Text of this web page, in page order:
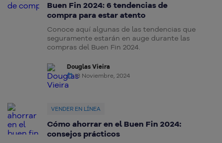
Buen Fin 2024: 6 tendencias de
compra para estar atento
Conoce aquí algunas de las tendencias que
seguramente estarán en auge durante las
compras del Buen Fin 2024.
Douglas Vieira
13 Noviembre, 2024
VENDER EN LÍNEA
Cómo ahorrar en el Buen Fin 2024:
consejos prácticos